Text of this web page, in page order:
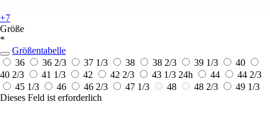
+7
Größe
*
Größentabelle
36
36 2/3 37 1/3 38 38 2/3 39 1/3
40
40 2/3
41 1/3 42 42 2/3 43 1/3 24h 44
44 2/3
45 1/3
46 46 2/3 47 1/3 48 48 2/3
49 1/3
Dieses Feld ist erforderlich